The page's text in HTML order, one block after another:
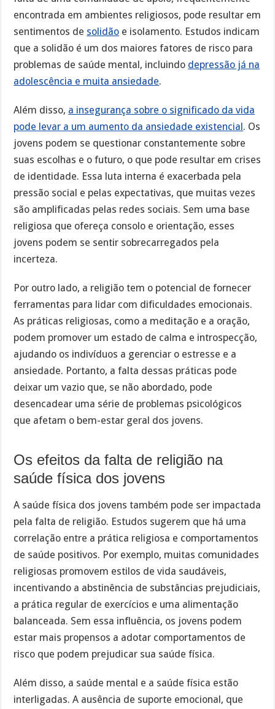
encontrada em ambientes religiosos, pode resultar em
sentimentos de solidão e isolamento. Estudos indicam
que a solidão é um dos maiores fatores de risco para
problemas de saúde mental, incluindo depressão já na
adolescência e muita ansiedade.
Além disso, a insegurança sobre o significado da vida
pode levar a um aumento da ansiedade existencial. Os
jovens podem se questionar constantemente sobre
suas escolhas e o futuro, o que pode resultar em crises
de identidade. Essa luta interna é exacerbada pela
pressão social e pelas expectativas, que muitas vezes
são amplificadas pelas redes sociais. Sem uma base
religiosa que ofereça consolo e orientação, esses
jovens podem se sentir sobrecarregados pela
incerteza.
Por outro lado, a religião tem o potencial de fornecer
ferramentas para lidar com dificuldades emocionais.
As práticas religiosas, como a meditação e a oração,
podem promover um estado de calma e introspecção,
ajudando os indivíduos a gerenciar o estresse e a
ansiedade. Portanto, a falta dessas práticas pode
deixar um vazio que, se não abordado, pode
desencadear uma série de problemas psicológicos
que afetam o bem-estar geral dos jovens.
Os efeitos da falta de religião na
saúde física dos jovens
A saúde física dos jovens também pode ser impactada
pela falta de religião. Estudos sugerem que há uma
correlação entre a prática religiosa e comportamentos
de saúde positivos. Por exemplo, muitas comunidades
religiosas promovem estilos de vida saudáveis,
incentivando a abstinência de substâncias prejudiciais,
a prática regular de exercícios e uma alimentação
balanceada. Sem essa influência, os jovens podem
estar mais propensos a adotar comportamentos de
risco que podem prejudicar sua saúde física.
Além disso, a saúde mental e a saúde física estão
interligadas. A ausência de suporte emocional, que